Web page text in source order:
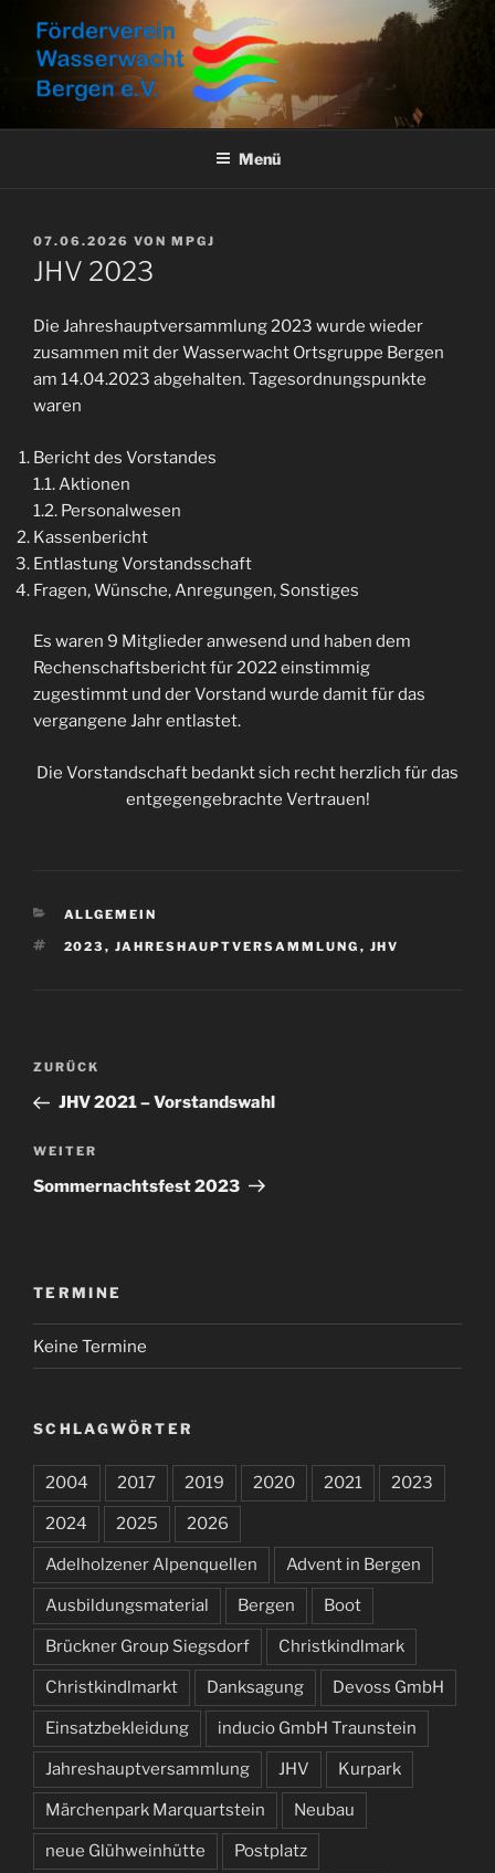
Inhalt
springen
FÖRDERVEREIN
WASSERWACHT BERGEN E.V.
Aktuelles, Aktionen und Informationen
Menü
VERÖFFENTLICHT
AM
07.06.2026 VON MPGJ
JHV 2023
Die Jahreshauptversammlung 2023 wurde wieder
zusammen mit der Wasserwacht Ortsgruppe Bergen
am 14.04.2023 abgehalten. Tagesordnungspunkte
waren
Bericht des Vorstandes
1.1. Aktionen
1.2. Personalwesen
Kassenbericht
Entlastung Vorstandsschaft
Fragen, Wünsche, Anregungen, Sonstiges
Es waren 9 Mitglieder anwesend und haben dem
Rechenschaftsbericht für 2022 einstimmig
zugestimmt und der Vorstand wurde damit für das
vergangene Jahr entlastet.
Die Vorstandschaft bedankt sich recht herzlich für das
entgegengebrachte Vertrauen!
KATEGORIEN
ALLGEMEIN
SCHLAGWÖRTER
2023 , JAHRESHAUPTVERSAMMLUNG , JHV
Beitragsnavigation
Vorheriger
Beitrag
ZURÜCK
JHV 2021 – Vorstandswahl
Nächster
Beitrag
WEITER
Sommernachtsfest 2023
TERMINE
Keine Termine
SCHLAGWÖRTER
2004 2017 2019 2020 2021 2023
2024 2025 2026
Adelholzener Alpenquellen Advent in Bergen
Ausbildungsmaterial Bergen Boot
Brückner Group Siegsdorf Christkindlmark
Christkindlmarkt Danksagung Devoss GmbH
Einsatzbekleidung inducio GmbH Traunstein
Jahreshauptversammlung JHV Kurpark
Märchenpark Marquartstein Neubau
neue Glühweinhütte Postplatz